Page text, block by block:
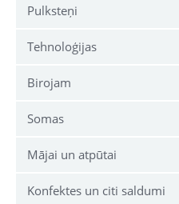
Pulksteņi
Tehnoloģijas
Birojam
Somas
Mājai un atpūtai
Konfektes un citi saldumi